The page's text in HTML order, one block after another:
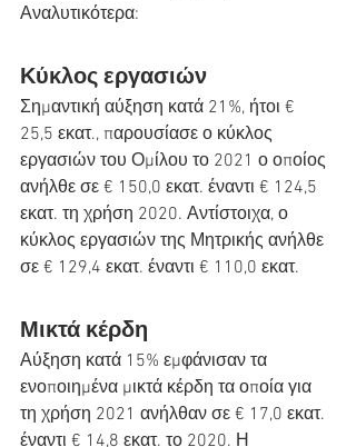
Αναλυτικότερα:
Κύκλος εργασιών
Σημαντική αύξηση κατά 21%, ήτοι €
25,5 εκατ., παρουσίασε ο κύκλος
εργασιών του Ομίλου το 2021 ο οποίος
ανήλθε σε € 150,0 εκατ. έναντι € 124,5
εκατ. τη χρήση 2020. Αντίστοιχα, ο
κύκλος εργασιών της Μητρικής ανήλθε
σε € 129,4 εκατ. έναντι € 110,0 εκατ.
Μικτά κέρδη
Αύξηση κατά 15% εμφάνισαν τα
ενοποιημένα μικτά κέρδη τα οποία για
τη χρήση 2021 ανήλθαν σε € 17,0 εκατ.
έναντι € 14,8 εκατ. το 2020. Η